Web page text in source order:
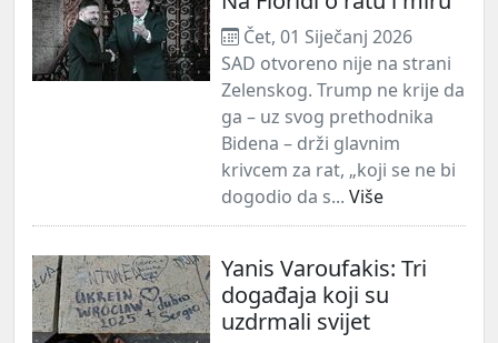
Čet, 01 Siječanj 2026
SAD otvoreno nije na strani
Zelenskog. Trump ne krije da
ga – uz svog prethodnika
Bidena – drži glavnim
krivcem za rat, „koji se ne bi
dogodio da s... Više
Yanis Varoufakis: Tri
događaja koji su
uzdrmali svijet